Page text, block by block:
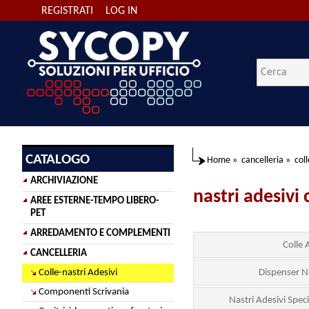
LOG IN
REGISTRATI
CATALOGO
ARCHIVIAZIONE
AREE ESTERNE-TEMPO LIBERO-
PET
ARREDAMENTO E COMPLEMENTI
CANCELLERIA
Colle-nastri Adesivi
Componenti Scrivania
Home » cancelleria »
nastri adesivi
Colle
Dispenser
Nastri Adesivi